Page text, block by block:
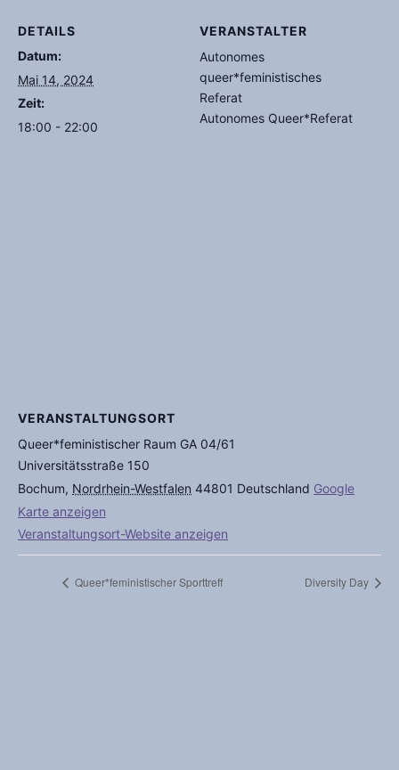
DETAILS
Datum:
Mai 14, 2024
Zeit:
18:00 - 22:00
VERANSTALTER
Autonomes
queer*feministisches
Referat
Autonomes Queer*Referat
VERANSTALTUNGSORT
Queer*feministischer Raum GA 04/61
Universitätsstraße 150
Bochum, Nordrhein-Westfalen 44801 Deutschland Google
Karte anzeigen
Veranstaltungsort-Website anzeigen
Queer*feministischer Sporttreff Diversity Day